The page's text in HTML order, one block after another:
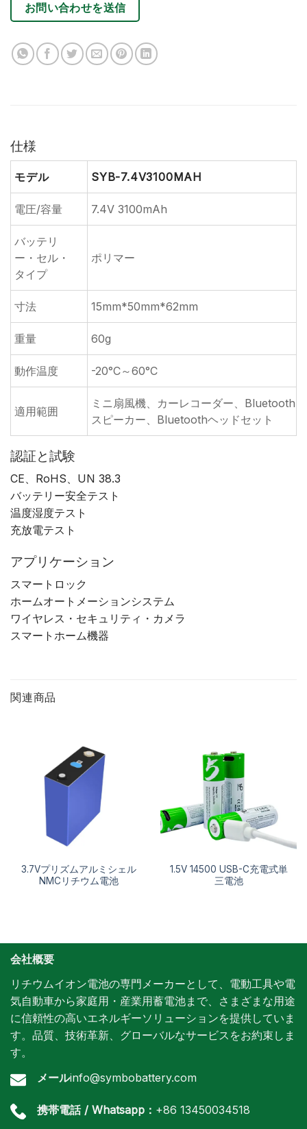
お問い合わせを送信
仕様
モデル SYB-7.4V3100MAH
電圧/容量 7.4V 3100mAh
バッテリ
ー・セル・
タイプ
ポリマー
寸法 15mm*50mm*62mm
重量 60g
動作温度 -20°C～60°C
適用範囲
ミニ扇風機、カーレコーダー、Bluetooth
スピーカー、Bluetoothヘッドセット
認証と試験
CE、RoHS、UN 38.3
バッテリー安全テスト
温度湿度テスト
充放電テスト
アプリケーション
スマートロック
ホームオートメーションシステム
ワイヤレス・セキュリティ・カメラ
スマートホーム機器
関連商品
3.7Vプリズムアルミシェル
NMCリチウム電池
1.5V 14500 USB-C充電式単
三電池
会社概要
リチウムイオン電池の専門メーカーとして、電動工具や電
気自動車から家庭用・産業用蓄電池まで、さまざまな用途
に信頼性の高いエネルギーソリューションを提供していま
す。品質、技術革新、グローバルなサービスをお約束しま
す。
メールinfo@symbobattery.com
携帯電話 / Whatsapp： +86 13450034518